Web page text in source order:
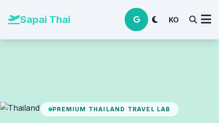
Sapai Thai KO
PREMIUM THAILAND TRAVEL LAB